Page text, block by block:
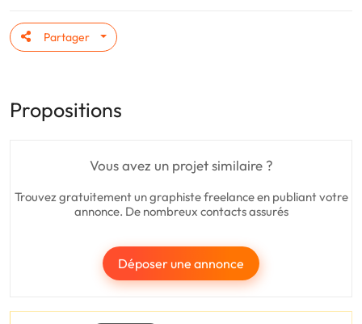
Partager
Propositions
Vous avez un projet similaire ?
Trouvez gratuitement un graphiste freelance en publiant votre
annonce. De nombreux contacts assurés
Déposer une annonce